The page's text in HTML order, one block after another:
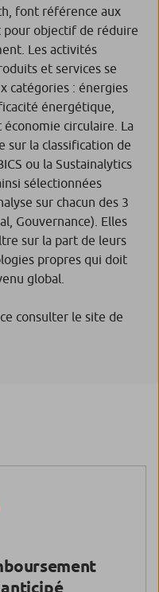
font référence aux
objectif de réduire
Les activités
et services se
catégories : énergies
énergétique,
circulaire. La
sur la classification de
ou la Sustainalytics
sélectionnées
sur chacun des 3
Gouvernance). Elles
sur la part de leurs
propres qui doit
global.
consulter le site de